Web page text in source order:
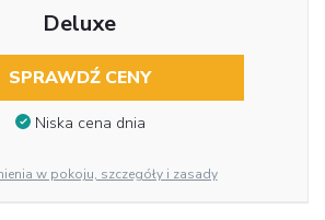
Deluxe
SPRAWDŹ CENY
Niska cena dnia
w pokoju, szczegóły i zasady